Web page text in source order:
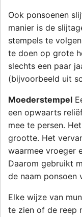
Ook ponsoenen
manier is de
stempels te
te doen op grote
slechts een paar
(bijvoorbeeld uit
Moederstempel
een opwaarts
mee te persen.
grootte. Het
waarmee vroeger
Daarom gebruikt
de naam ponsoen
Elke wijze van
te zien of de reep